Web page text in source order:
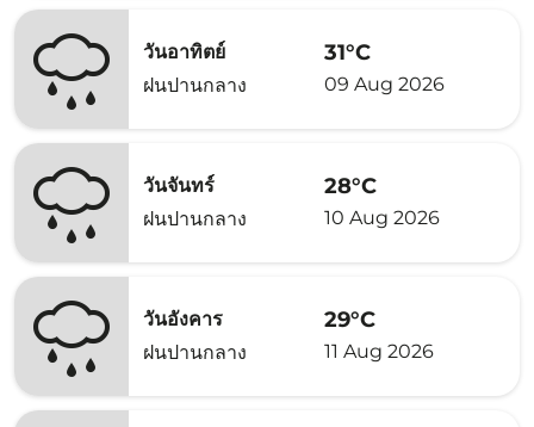
วันอาทิตย์
ฝนปานกลาง
31°C
09 Aug 2026
วันจันทร์
ฝนปานกลาง
28°C
10 Aug 2026
วันอังคาร
ฝนปานกลาง
29°C
11 Aug 2026